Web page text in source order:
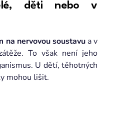
děti nebo v
na nervovou soustavua v
To však není jeho
U dětí, těhotných
mohou lišit.